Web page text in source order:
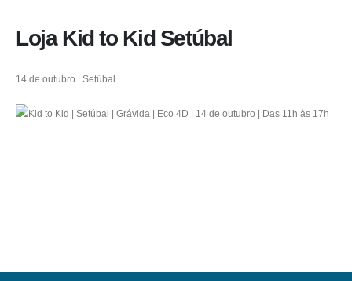
Loja Kid to Kid Setúbal
14 de outubro | Setúbal